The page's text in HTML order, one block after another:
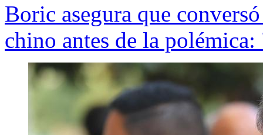
Boric asegura que
chino antes de la